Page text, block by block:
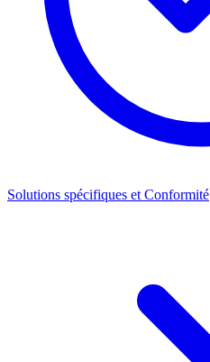
Solutions spécifiques et Conformité